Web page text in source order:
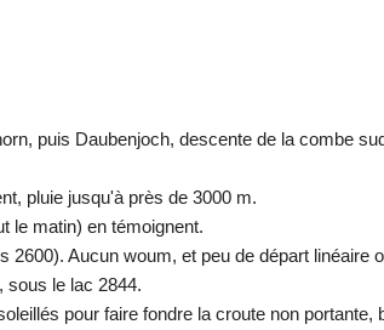
puis Daubenjoch, descente de la combe
pluie jusqu'à près de 3000 m.
le matin) en témoignent.
Aucun woum, et peu de départ linéaire
sous le lac 2844.
pour faire fondre la croute non